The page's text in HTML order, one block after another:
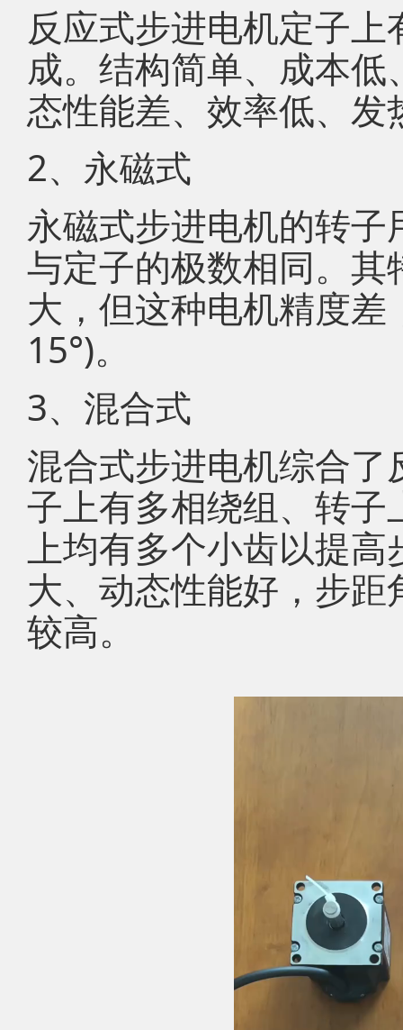
反应式步进电机定子
成。结构简单、成本
态性能差、效率低、
2、永磁式
永磁式步进电机的转
与定子的极数相同。
大，但这种电机精度
15°)。
3、混合式
混合式步进电机综合
子上有多相绕组、转
上均有多个小齿以提
大、动态性能好，步
较高。